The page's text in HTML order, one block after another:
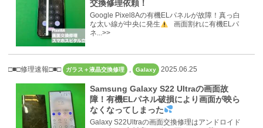
交換修理依頼！
Google Pixel8Aの有機ELパネルが故障！真っ白
な太い線が中央に発生
画面割れに有機ELパ
ネ...>>
□■□修理速報□■□ ガラス＋液晶交換修理 Galaxy 2025.06.25
Samsung Galaxy S22 Ultraの画面故
障！有機ELパネル破損により画面が映ら
なくなってしまった
Galaxy S22Ultraの画面交換修理はアンドロイド